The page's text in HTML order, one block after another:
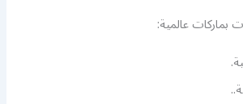
بماركات عالمية: